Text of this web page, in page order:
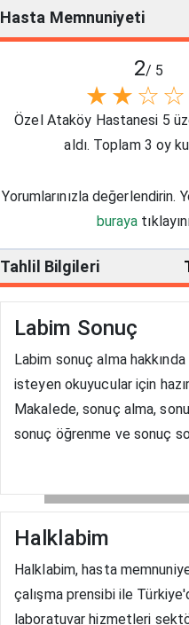
Hasta Memnuniyeti
2/ 5
☆
☆
★
★
Özel Ataköy Hastanesi 5
aldı. Toplam 3 oy
Yorumlarınızla değerlendirin.
buraya
Tahlil Bilgileri
Labim Sonuç
Labim sonuç alma
isteyen okuyucular için
Makalede, sonuç alma,
sonuç öğrenme ve sonuç
Halklabim
Halklabim, hasta
çalışma prensibi ile
laboratuvar hizmetleri